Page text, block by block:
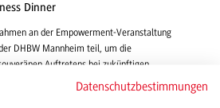
Dinner
an der Empowerment-Veranstaltung
DHBW Mannheim teil, um die
Auftretens bei zukünftigen
zu meistern. Knigge-Coaches gaben dafür
Datenschutzbestimmungen